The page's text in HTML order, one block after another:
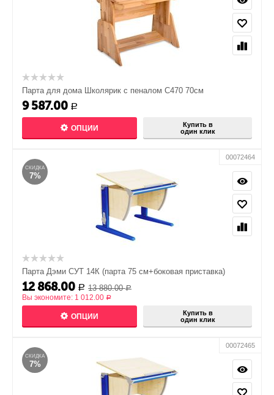
Парта для дома Школярик с пеналом С470 70см
9 587.00 Р
ОПЦИИ
Купить в
один клик
СКИДКА
7%
00072464
Парта Дэми СУТ 14К (парта 75 см+боковая приставка)
12 868.00 Р 13 880.00 Р
Вы экономите: 1 012.00 Р
ОПЦИИ
Купить в
один клик
СКИДКА
7%
00072465